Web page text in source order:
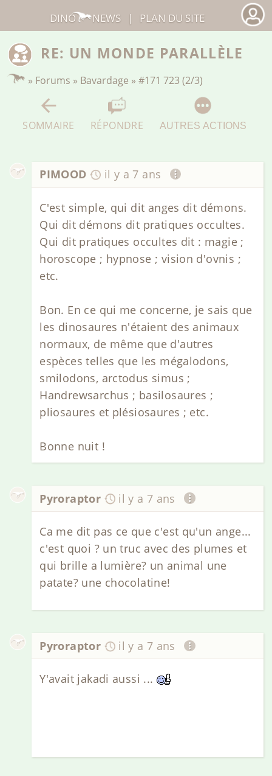
RE: UN MONDE PARALLÈLE
» Forums » Bavardage »#171 723 (2/3)
SOMMAIRE RÉPONDRE AUTRES ACTIONS
PIMOOD il y a 7 ans
C'est simple, qui dit anges dit démons.
Qui dit démons dit pratiques occultes.
Qui dit pratiques occultes dit : magie ;
horoscope ; hypnose ; vision d'ovnis ;
etc.
Bon. En ce qui me concerne, je sais que
les dinosaures n'étaient des animaux
normaux, de même que d'autres
espèces telles que les mégalodons,
smilodons, arctodus simus ;
Handrewsarchus ; basilosaures ;
pliosaures et plésiosaures ; etc.
Bonne nuit !
Pyroraptor il y a 7 ans
Ca me dit pas ce que c'est qu'un ange...
c'est quoi ? un truc avec des plumes et
qui brille a lumière? un animal une
patate? une chocolatine!
Pyroraptor il y a 7 ans
Y'avait jakadi aussi ...
DINO NEWS | PLAN DU SITE